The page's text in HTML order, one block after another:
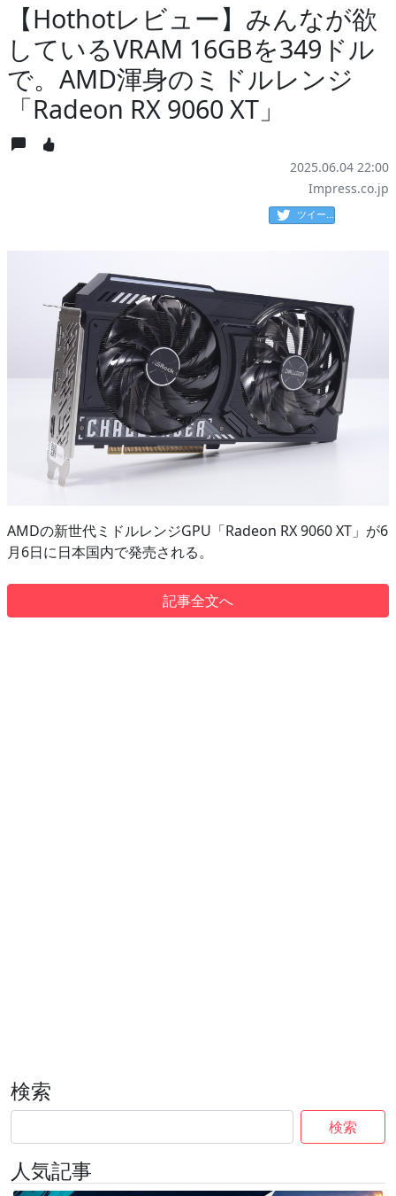
【Hothotレビュー】みんなが欲
しているVRAM 16GBを349ドル
で。AMD渾身のミドルレンジ
「Radeon RX 9060 XT」
2025.06.04 22:00
Impress.co.jp
ツイート
AMDの新世代ミドルレンジGPU「Radeon RX 9060 XT」が6
月6日に日本国内で発売される。
記事全文へ
検索
検索
人気記事